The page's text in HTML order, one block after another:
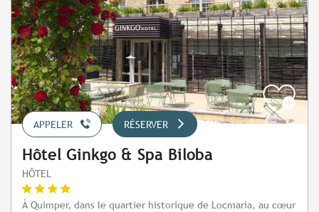
APPELER RÉSERVER
Hôtel Ginkgo & Spa Biloba
HÔTEL
À Quimper, dans le quartier historique de Locmaria, au cœur